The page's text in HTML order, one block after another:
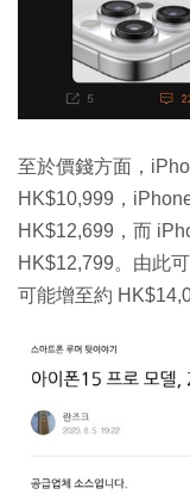
至於價錢方面，
HK$10,999，
HK$12,699，而
HK$12,799。由此
可能增至約